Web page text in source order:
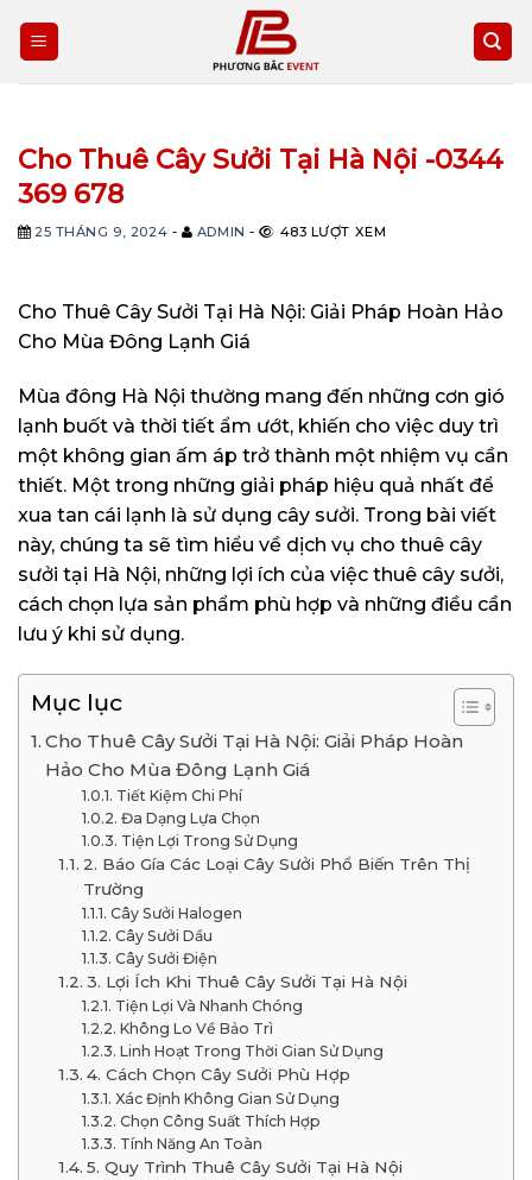
Cho Thuê Cây Sưởi Tại Hà Nội -0344
369 678
25 THÁNG 9, 2024 - ADMIN - 483 LƯỢT XEM
Cho Thuê Cây Sưởi Tại Hà Nội: Giải Pháp Hoàn Hảo
Cho Mùa Đông Lạnh Giá
Mùa đông Hà Nội thường mang đến những cơn gió
lạnh buốt và thời tiết ẩm ướt, khiến cho việc duy trì
một không gian ấm áp trở thành một nhiệm vụ cần
thiết. Một trong những giải pháp hiệu quả nhất để
xua tan cái lạnh là sử dụng cây sưởi. Trong bài viết
này, chúng ta sẽ tìm hiểu về dịch vụ cho thuê cây
sưởi tại Hà Nội, những lợi ích của việc thuê cây sưởi,
cách chọn lựa sản phẩm phù hợp và những điều cần
lưu ý khi sử dụng.
Mục lục
Cho Thuê Cây Sưởi Tại Hà Nội: Giải Pháp Hoàn
Hảo Cho Mùa Đông Lạnh Giá
Tiết Kiệm Chi Phí
Đa Dạng Lựa Chọn
Tiện Lợi Trong Sử Dụng
2. Báo Gía Các Loại Cây Sưởi Phổ Biến Trên Thị
Trường
Cây Sưởi Halogen
Cây Sưởi Dầu
Cây Sưởi Điện
3. Lợi Ích Khi Thuê Cây Sưởi Tại Hà Nội
Tiện Lợi Và Nhanh Chóng
Không Lo Về Bảo Trì
Linh Hoạt Trong Thời Gian Sử Dụng
4. Cách Chọn Cây Sưởi Phù Hợp
Xác Định Không Gian Sử Dụng
Chọn Công Suất Thích Hợp
Tính Năng An Toàn
5. Quy Trình Thuê Cây Sưởi Tại Hà Nội